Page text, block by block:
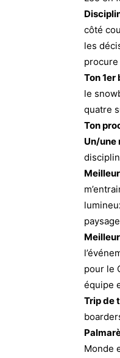
côté
les
Ton 1er
le
quatre
Ton
Un/une
pour le
équipe
Trip de
Monde